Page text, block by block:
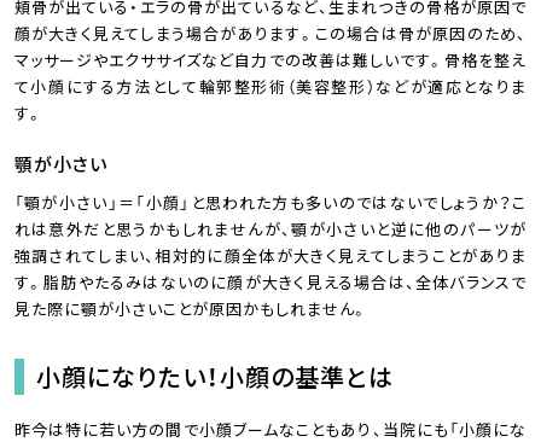
頬骨が出ている・エラの骨が出ているなど、生まれつきの骨格が原因で
顔が大きく見えてしまう場合があります。この場合は骨が原因のため、
マッサージやエクササイズなど自力での改善は難しいです。骨格を整え
て小顔にする方法として輪郭整形術（美容整形）などが適応となりま
す。
顎が小さい
「顎が小さい」＝「小顔」と思われた方も多いのではないでしょうか？こ
れは意外だと思うかもしれませんが、顎が小さいと逆に他のパーツが
強調されてしまい、相対的に顔全体が大きく見えてしまうことがありま
す。脂肪やたるみはないのに顔が大きく見える場合は、全体バランスで
見た際に顎が小さいことが原因かもしれません。
小顔になりたい！小顔の基準とは
昨今は特に若い方の間で小顔ブームなこともあり、当院にも「小顔にな